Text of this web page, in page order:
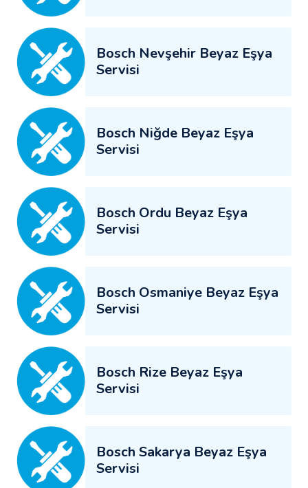
Bosch Nevşehir Beyaz Eşya
Servisi
Bosch Niğde Beyaz Eşya
Servisi
Bosch Ordu Beyaz Eşya
Servisi
Bosch Osmaniye Beyaz Eşya
Servisi
Bosch Rize Beyaz Eşya
Servisi
Bosch Sakarya Beyaz Eşya
Servisi